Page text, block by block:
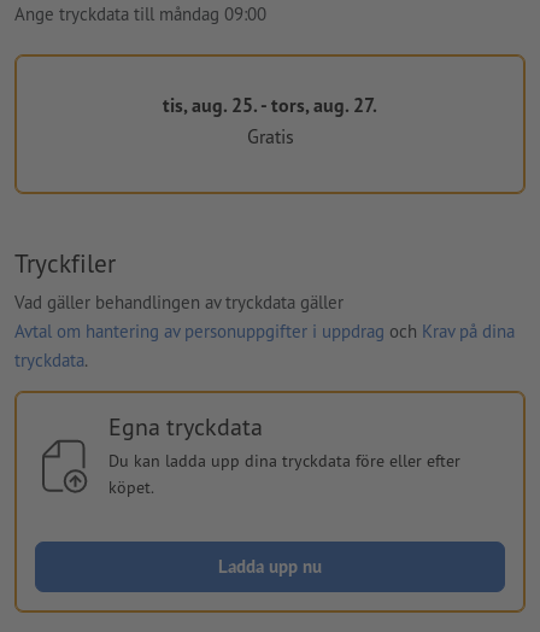
Ange tryckdata till måndag 09:00
tis, aug. 25. - tors, aug. 27.
Gratis
Tryckfiler
Vad gäller behandlingen av tryckdata gäller
Avtal om hantering av personuppgifter i uppdrag och Krav på dina
tryckdata.
Egna tryckdata
Du kan ladda upp dina tryckdata före eller efter
köpet.
Ladda upp nu